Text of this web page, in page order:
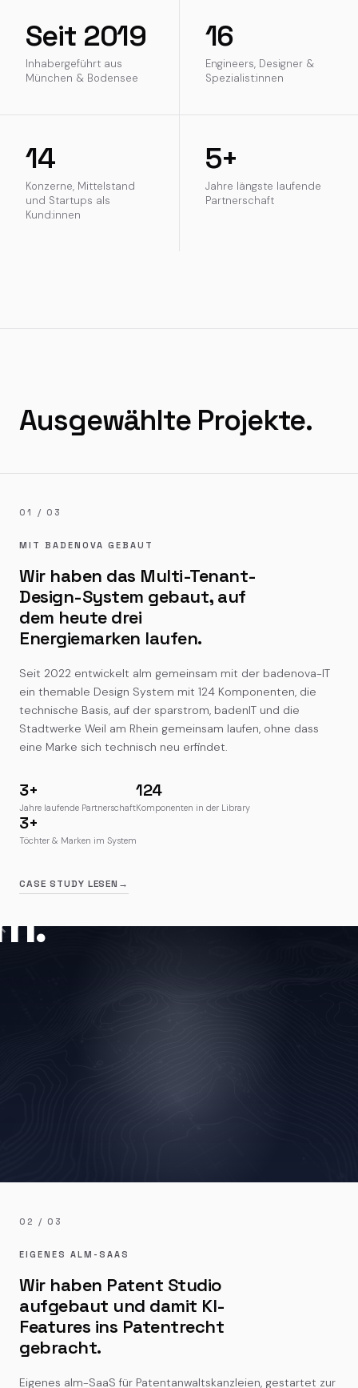
Seit 2019
Inhabergeführt aus
München & Bodensee
16
Engineers, Designer &
Spezialist:innen
14
Konzerne, Mittelstand
und Startups als
Kund:innen
5+
Jahre längste laufende
Partnerschaft
Ausgewählte Projekte.
01 / 03
MIT BADENOVA GEBAUT
Wir haben das Multi-Tenant-
Design-System gebaut, auf
dem heute drei
Energiemarken laufen.
Seit 2022 entwickelt alm gemeinsam mit der badenova-IT
ein themable Design System mit 124 Komponenten, die
technische Basis, auf der sparstrom, badenIT und die
Stadtwerke Weil am Rhein gemeinsam laufen, ohne dass
eine Marke sich technisch neu erfindet.
3+
Jahre laufende Partnerschaft
124
Komponenten in der Library
3+
Töchter & Marken im System
CASE STUDY LESEN →
02 / 03
EIGENES ALM-SAAS
Wir haben Patent Studio
aufgebaut und damit KI-
Features ins Patentrecht
gebracht.
Eigenes alm-SaaS für Patentanwaltskanzleien, gestartet zur